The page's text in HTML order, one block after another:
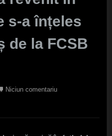
s-a înțeles
de la FCSB
Niciun comentariula
a